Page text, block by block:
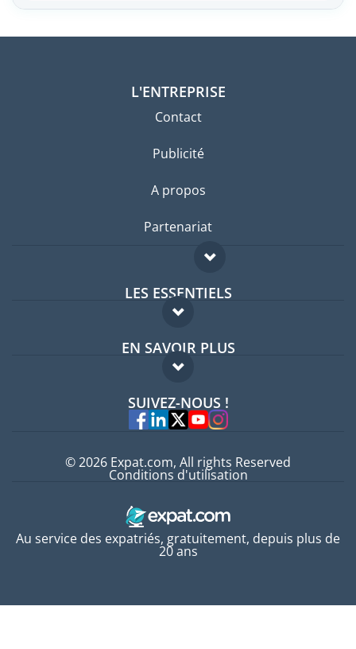
L'ENTREPRISE
Contact
Publicité
A propos
Partenariat
LES ESSENTIELS
Forum expatriés
Guides pays
EN SAVOIR PLUS
FAQ
Experts
SUIVEZ-NOUS !
Au service des expatriés, gratuitement, depuis plus de
20 ans
© 2026 Expat.com, All rights Reserved
Conditions d'utilisation